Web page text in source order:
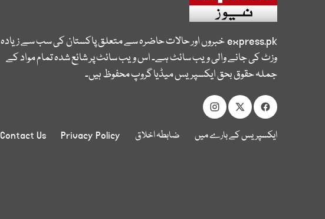
express.pkخبروں اور حالات حاضرہ سے متعلق پاکستان کی سب سے زیادہ
وزٹ کی جانے والی ویب سائٹ ہے۔ اس ویب سائٹ پر شائع شدہ تمام مواد کے
جملہ حقوق بحق ایکسپریس میڈیا گروپ محفوظ ہیں۔
ایکسپریس کے بارے میں ضابطہ اخلاق Privacy Policy
Contact Us